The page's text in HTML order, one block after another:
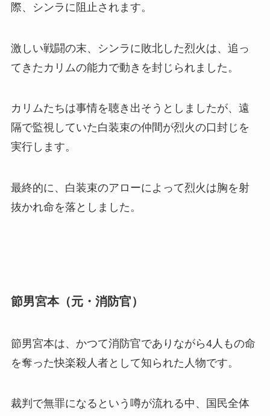
際、シンラに阻止されます。
激しい戦闘の末、シンラに敗北した烈火は、追っ
てきたカリムの能力で動きを封じられました。
カリムたちは事情を聴き出そうとしましたが、遠
隔で監視していた白装束の仲間が烈火の口封じを
実行します。
最終的に、白装束のアローによって烈火は胸を射
抜かれ命を落としました。
節男宮本（元・消防官）
節男宮本は、かつて消防官でありながら4人もの命
を奪った快楽殺人者として知られた人物です。
裁判で無罪になるという噂が流れる中、国民全体